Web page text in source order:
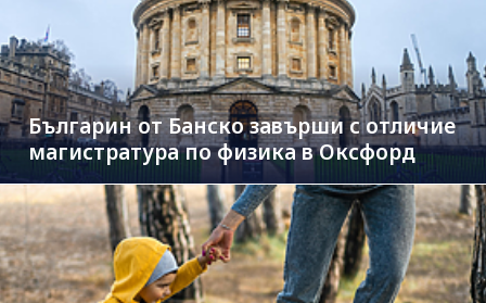
Българин от Банско завърши с отличие
магистратура по физика в Оксфорд